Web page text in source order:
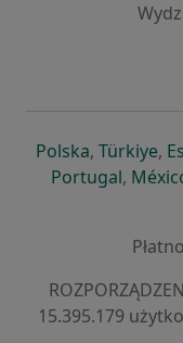
Polskaotwiera
, Türkiye,
Portugal,
15.395.179